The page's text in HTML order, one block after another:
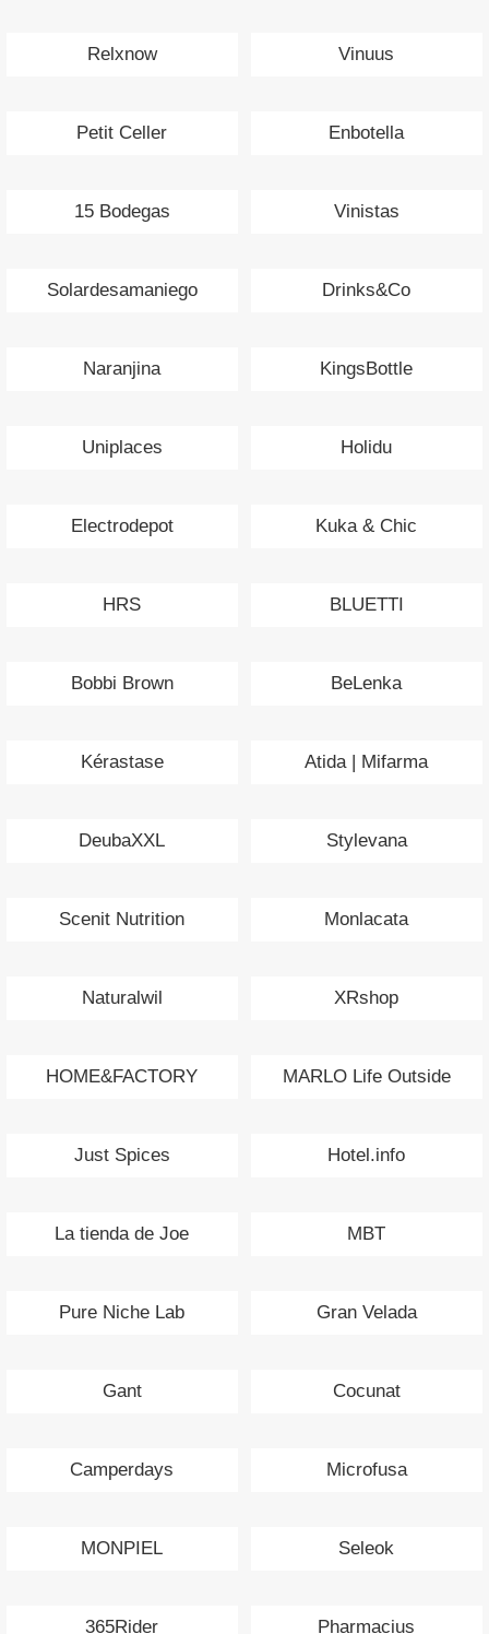
Relxnow Vinuus
Petit Celler Enbotella
15 Bodegas Vinistas
Solardesamaniego Drinks&Co
Naranjina KingsBottle
Uniplaces Holidu
Electrodepot Kuka & Chic
HRS BLUETTI
Bobbi Brown BeLenka
Kérastase Atida | Mifarma
DeubaXXL Stylevana
Scenit Nutrition Monlacata
Naturalwil XRshop
HOME&FACTORY MARLO Life Outside
Just Spices Hotel.info
La tienda de Joe MBT
Pure Niche Lab Gran Velada
Gant Cocunat
Camperdays Microfusa
MONPIEL Seleok
365Rider Pharmacius